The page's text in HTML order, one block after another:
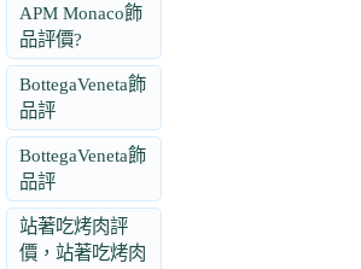
APM Monaco飾
品評價?
BottegaVeneta飾
品評
BottegaVeneta飾
品評
站著吃烤肉評
價，站著吃烤肉